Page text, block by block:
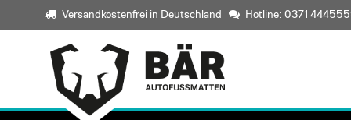
Versandkostenfrei in Deutschland Hotline: 0371